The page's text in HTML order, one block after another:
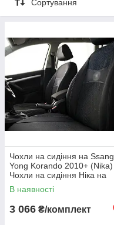
Сортування
Чохли на сидіння на Ssang
Yong Korando 2010+ (Nika)
Чохли на сидіння Ніка на
Санг Йонг49до 2010+
В наявності
3 066 ₴/комплект